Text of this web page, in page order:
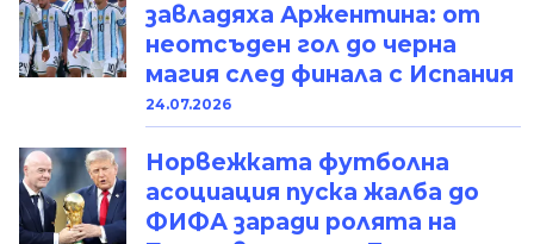
завладяха Аржентина: от
неотсъден гол до черна
магия след финала с Испания
24.07.2026
Норвежката футболна
асоциация пуска жалба до
ФИФА заради ролята на